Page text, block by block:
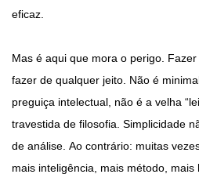
eficaz.
Mas é aqui que mora o perigo.
fazer de qualquer jeito. Não é
preguiça intelectual, não é a velha
travestida de filosofia. Simplicidade
de análise. Ao contrário: muitas
mais inteligência, mais método, mais